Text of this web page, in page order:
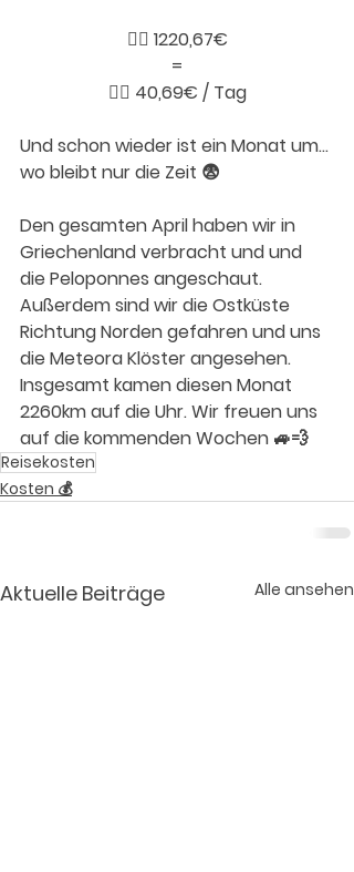
👉🏼 1220,67€
=
👉🏼 40,69€ / Tag
Und schon wieder ist ein Monat um…
wo bleibt nur die Zeit 😨
Den gesamten April haben wir in
Griechenland verbracht und und
die Peloponnes angeschaut.
Außerdem sind wir die Ostküste
Richtung Norden gefahren und uns
die Meteora Klöster angesehen.
Insgesamt kamen diesen Monat
2260km auf die Uhr. Wir freuen uns
auf die kommenden Wochen 🚙💨
Reisekosten
Kosten 💰
Aktuelle Beiträge Alle ansehen